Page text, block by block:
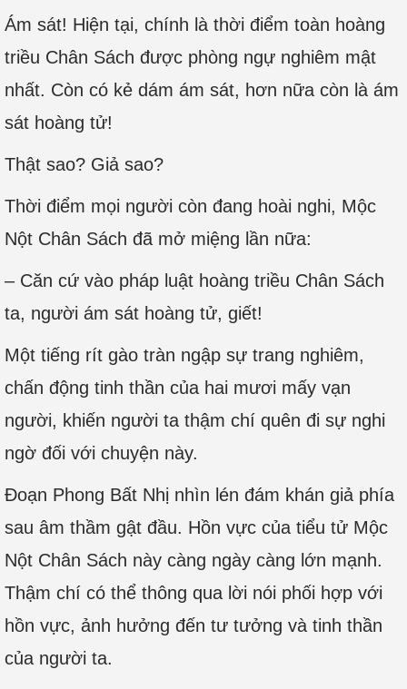
Ám sát! Hiện tại, chính là thời điểm toàn hoàng
triều Chân Sách được phòng ngự nghiêm mật
nhất. Còn có kẻ dám ám sát, hơn nữa còn là ám
sát hoàng tử!
Thật sao? Giả sao?
Thời điểm mọi người còn đang hoài nghi, Mộc
Nột Chân Sách đã mở miệng lần nữa:
– Căn cứ vào pháp luật hoàng triều Chân Sách
ta, người ám sát hoàng tử, giết!
Một tiếng rít gào tràn ngập sự trang nghiêm,
chấn động tinh thần của hai mươi mấy vạn
người, khiến người ta thậm chí quên đi sự nghi
ngờ đối với chuyện này.
Đoạn Phong Bất Nhị nhìn lén đám khán giả phía
sau âm thầm gật đầu. Hồn vực của tiểu tử Mộc
Nột Chân Sách này càng ngày càng lớn mạnh.
Thậm chí có thể thông qua lời nói phối hợp với
hồn vực, ảnh hưởng đến tư tưởng và tinh thần
của người ta.